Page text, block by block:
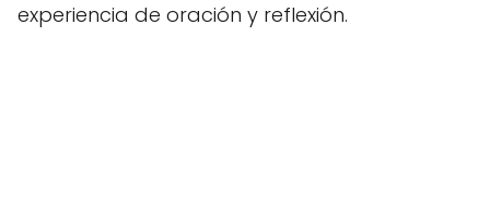
experiencia de oración y reflexión.